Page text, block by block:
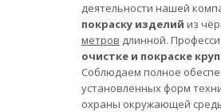
деятельности нашей
покраску изделий из
метров длинной.
очистке и покраске
Соблюдаем полное
установленных форм
охраны окружающей